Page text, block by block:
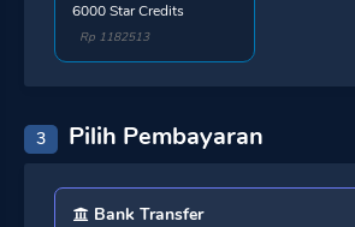
6000 Star Credits
Rp 1182513
3 Pilih Pembayaran
Bank Transfer